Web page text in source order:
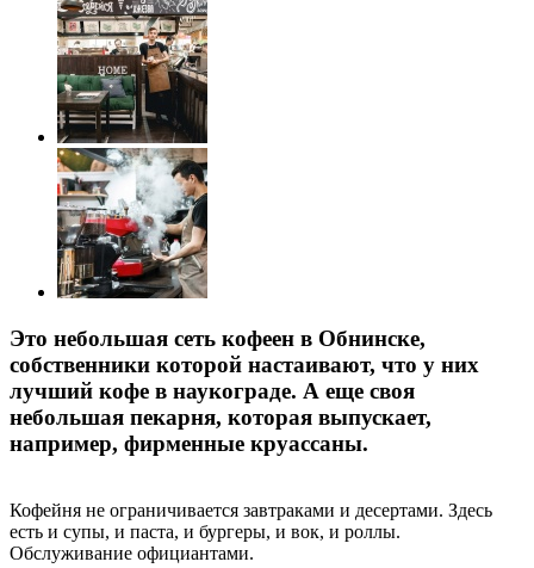
Это небольшая сеть кофеен в Обнинске,
собственники которой настаивают, что у них
лучший кофе в наукограде. А еще своя
небольшая пекарня, которая выпускает,
например, фирменные круассаны.
Кофейня не ограничивается завтраками и десертами. Здесь
есть и супы, и паста, и бургеры, и вок, и роллы.
Обслуживание официантами.